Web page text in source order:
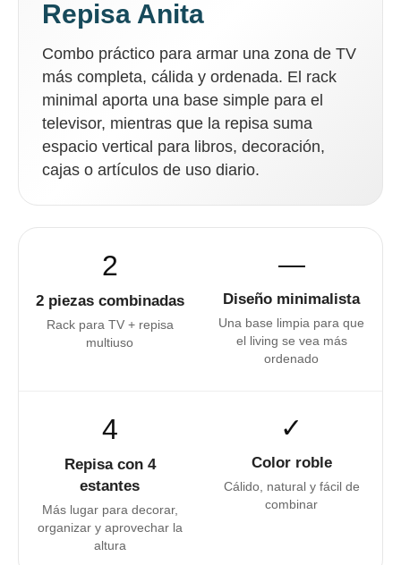
Repisa Anita
Combo práctico para armar una zona de TV
más completa, cálida y ordenada. El rack
minimal aporta una base simple para el
televisor, mientras que la repisa suma
espacio vertical para libros, decoración,
cajas o artículos de uso diario.
2
2 piezas combinadas
Rack para TV + repisa
multiuso
―
Diseño minimalista
Una base limpia para que
el living se vea más
ordenado
4
Repisa con 4
estantes
Más lugar para decorar,
organizar y aprovechar la
altura
✓
Color roble
Cálido, natural y fácil de
combinar